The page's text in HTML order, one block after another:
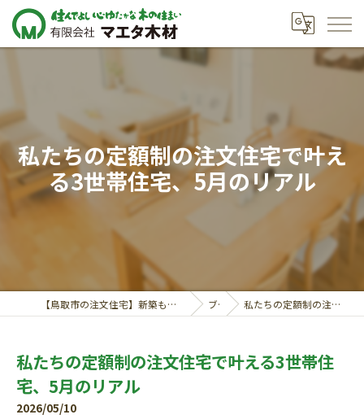
私たちの定額制の注文住宅で叶え
る3世帯住宅、5月のリアル
【鳥取市の注文住宅】新築も対応の工務店｜価格相談受付中｜有限会社マエタ木材 ブログ 私たちの定額制の注文住宅で叶える3世帯住宅、5月のリアル
私たちの定額制の注文住宅で叶える3世帯住
宅、5月のリアル
2026/05/10